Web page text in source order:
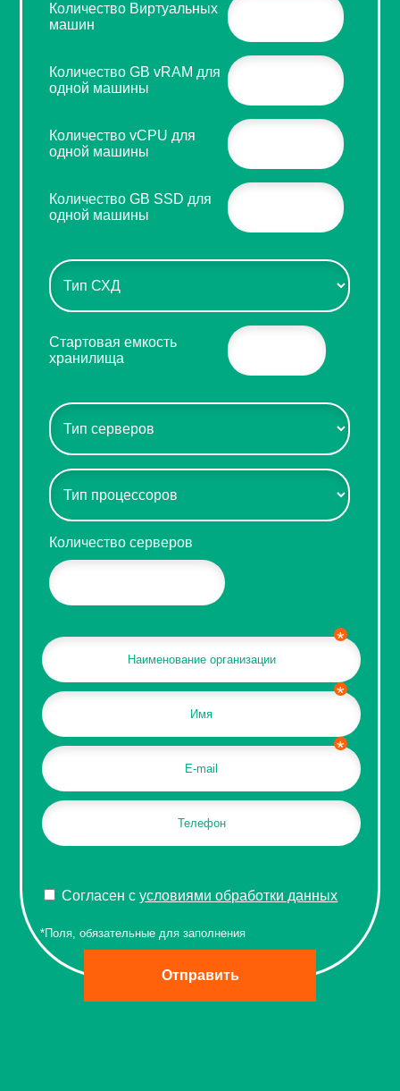
Количество Виртуальных
машин
Количество GB vRAM для
одной машины
Количество vCPU для
одной машины
Количество GB SSD для
одной машины
Стартовая емкость
хранилища
Количество серверов
Согласен сусловиями обработки данных
Отправить